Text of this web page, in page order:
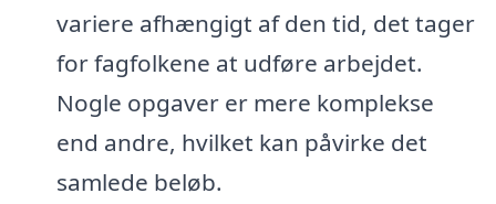
variere afhængigt af den tid, det tager
for fagfolkene at udføre arbejdet.
Nogle opgaver er mere komplekse
end andre, hvilket kan påvirke det
samlede beløb.